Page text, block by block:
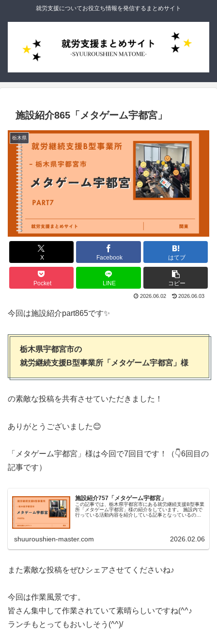
就労支援についてお役立ち情報を発信するまとめサイト
施設紹介865「メタゲーム宇都宮」
栃木県
X Facebook はてブ
Pocket LINE コピー
2026.06.02 2026.06.03
今回は施設紹介part865です✨
栃木県宇都宮市の
就労継続支援B型事業所「メタゲーム宇都宮」様
の素敵な投稿を共有させていただきました！
ありがとうございました😊
「メタゲーム宇都宮」様は今回で7回目です！（👇6回目の
記事です）
施設紹介757「メタゲーム宇都宮」
この記事では、栃木県宇都宮市にある就労継続支援B型事業
所「メタゲーム宇都宮」様の紹介をしています。 施設内で
行っている活動内容を紹介している記事となっているので
shuuroushien-master.com 2026.02.06
また素敵な投稿をぜひシェアさせてくださいね♪
今回は作業風景です。
皆さん集中して作業されていて素晴らしいですね(^^♪
ランチもとってもおいしそう(^^)/